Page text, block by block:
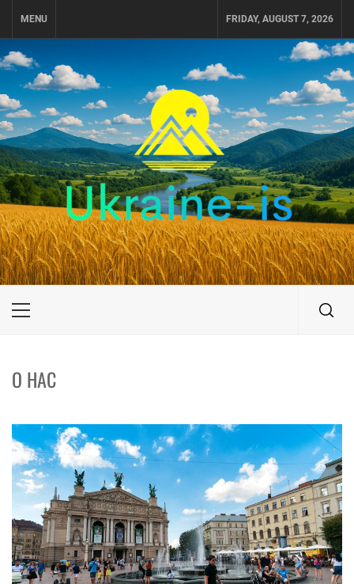
MENU FRIDAY, AUGUST 7, 2026
UKRAINE-IS
ПУТЕШЕСТВИЕ ПО УКРАИНЕ
Primary
О НАС